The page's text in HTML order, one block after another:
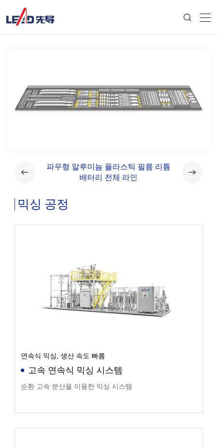
파우형 알루미늄 플라스틱 필름 리튬
배터리 전체 라인
믹싱 공정
연속식 믹싱, 생산 속도 빠름
고속 연속식 믹싱 시스템
순환 고속 분산을 이용한 믹싱 시스템